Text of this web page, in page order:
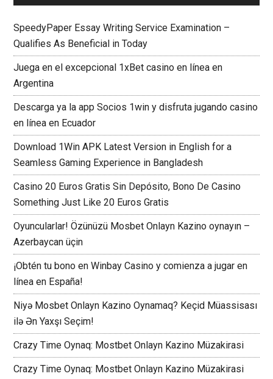
SpeedyPaper Essay Writing Service Examination –
Qualifies As Beneficial in Today
Juega en el excepcional 1xBet casino en línea en
Argentina
Descarga ya la app Socios 1win y disfruta jugando casino
en línea en Ecuador
Download 1Win APK Latest Version in English for a
Seamless Gaming Experience in Bangladesh
Casino 20 Euros Gratis Sin Depósito, Bono De Casino
Something Just Like 20 Euros Gratis
Oyuncularlar! Özünüzü Mosbet Onlayn Kazino oynayın –
Azerbaycan üçin
¡Obtén tu bono en Winbay Casino y comienza a jugar en
línea en España!
Niyə Mosbet Onlayn Kazino Oynamaq? Keçid Müassisası
ilə Ən Yaxşı Seçim!
Crazy Time Oynaq: Mostbet Onlayn Kazino Müzakirasi
Crazy Time Oynaq: Mostbet Onlayn Kazino Müzakirasi